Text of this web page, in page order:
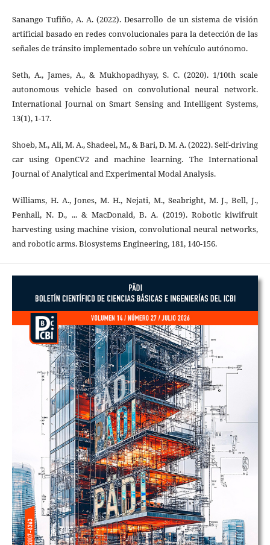
Sanango Tufiño, A. A. (2022). Desarrollo de un sistema de visión
artificial basado en redes convolucionales para la detección de las
señales de tránsito implementado sobre un vehículo autónomo.
Seth, A., James, A., & Mukhopadhyay, S. C. (2020). 1/10th scale
autonomous vehicle based on convolutional neural network.
International Journal on Smart Sensing and Intelligent Systems,
13(1), 1-17.
Shoeb, M., Ali, M. A., Shadeel, M., & Bari, D. M. A. (2022). Self-driving
car using OpenCV2 and machine learning. The International
Journal of Analytical and Experimental Modal Analysis.
Williams, H. A., Jones, M. H., Nejati, M., Seabright, M. J., Bell, J.,
Penhall, N. D., ... & MacDonald, B. A. (2019). Robotic kiwifruit
harvesting using machine vision, convolutional neural networks,
and robotic arms. Biosystems Engineering, 181, 140-156.